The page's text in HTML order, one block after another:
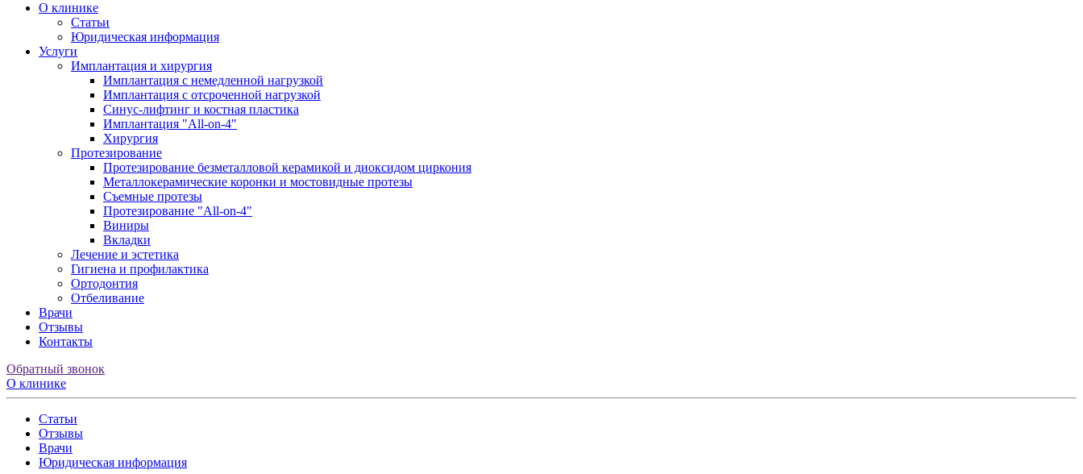
О клинике
Статьи
Юридическая информация
Услуги
Имплантация и хирургия
Имплантация с немедленной нагрузкой
Имплантация с отсроченной нагрузкой
Синус-лифтинг и костная пластика
Имплантация "All-on-4"
Хирургия
Протезирование
Протезирование безметалловой керамикой и диоксидом циркония
Металлокерамические коронки и мостовидные протезы
Съемные протезы
Протезирование "All-on-4"
Виниры
Вкладки
Лечение и эстетика
Гигиена и профилактика
Ортодонтия
Отбеливание
Врачи
Отзывы
Контакты
Обратный звонок
О клинике
Статьи
Отзывы
Врачи
Юридическая информация